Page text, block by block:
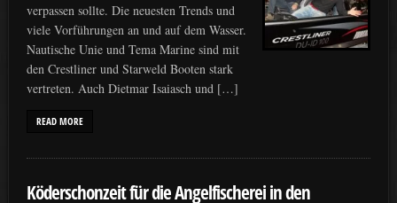
verpassen sollte. Die neuesten Trends und
viele Vorführungen an und auf dem Wasser.
Nautische Unie und Tema Marine sind mit
den Crestliner und Starweld Booten stark
vertreten. Auch Dietmar Isaiasch und […]
READ MORE
Köderschonzeit für die Angelfischerei in den